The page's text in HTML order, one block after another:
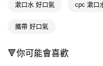
【「AFTEE先享後付」結帳流程】
結帳頁面，進行簡訊認證並確認金
ATM／網路銀行／等多元方式進行
每筆NT$65，滿NT$390(含以上
付款後全家取貨
萊爾富取貨付款
漱口水 好口氣 cpc 漱口
攜帶 好口氣
🔻你可能會喜歡